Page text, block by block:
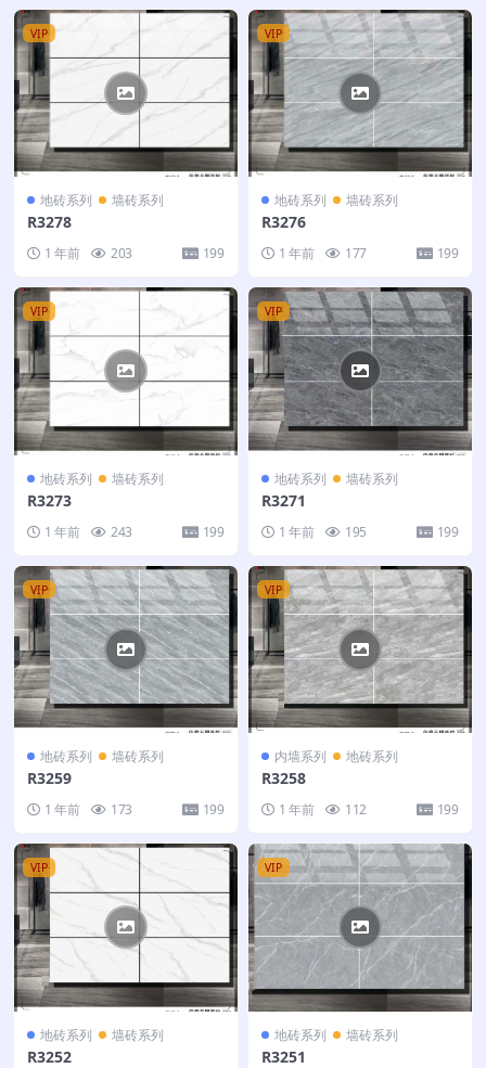
VIP
地砖系列 墙砖系列
R3278
1 年前 203 199
VIP
地砖系列 墙砖系列
R3276
1 年前 177 199
VIP
地砖系列 墙砖系列
R3273
1 年前 243 199
VIP
地砖系列 墙砖系列
R3271
1 年前 195 199
VIP
地砖系列 墙砖系列
R3259
1 年前 173 199
VIP
内墙系列 地砖系列
R3258
1 年前 112 199
VIP
地砖系列 墙砖系列
R3252
VIP
地砖系列 墙砖系列
R3251